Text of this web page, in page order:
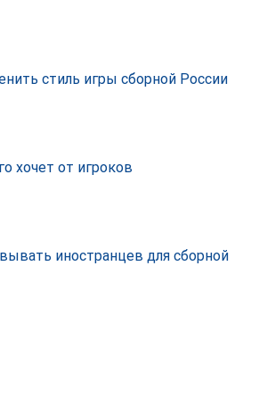
стиль игры сборной России
хочет от игроков
иностранцев для сборной